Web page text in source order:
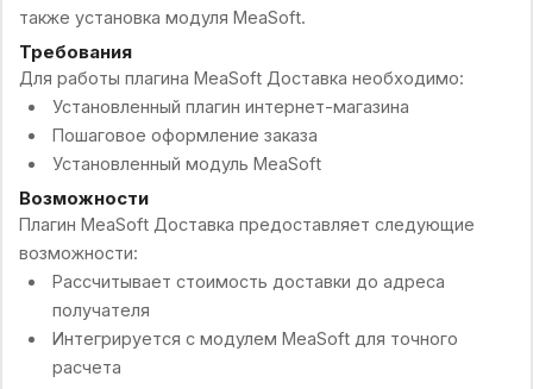
также установка модуля MeaSoft.
Требования
Для работы плагина MeaSoft Доставка необходимо:
Установленный плагин интернет-магазина
Пошаговое оформление заказа
Установленный модуль MeaSoft
Возможности
Плагин MeaSoft Доставка предоставляет следующие
возможности:
Рассчитывает стоимость доставки до адреса
получателя
Интегрируется с модулем MeaSoft для точного
расчета